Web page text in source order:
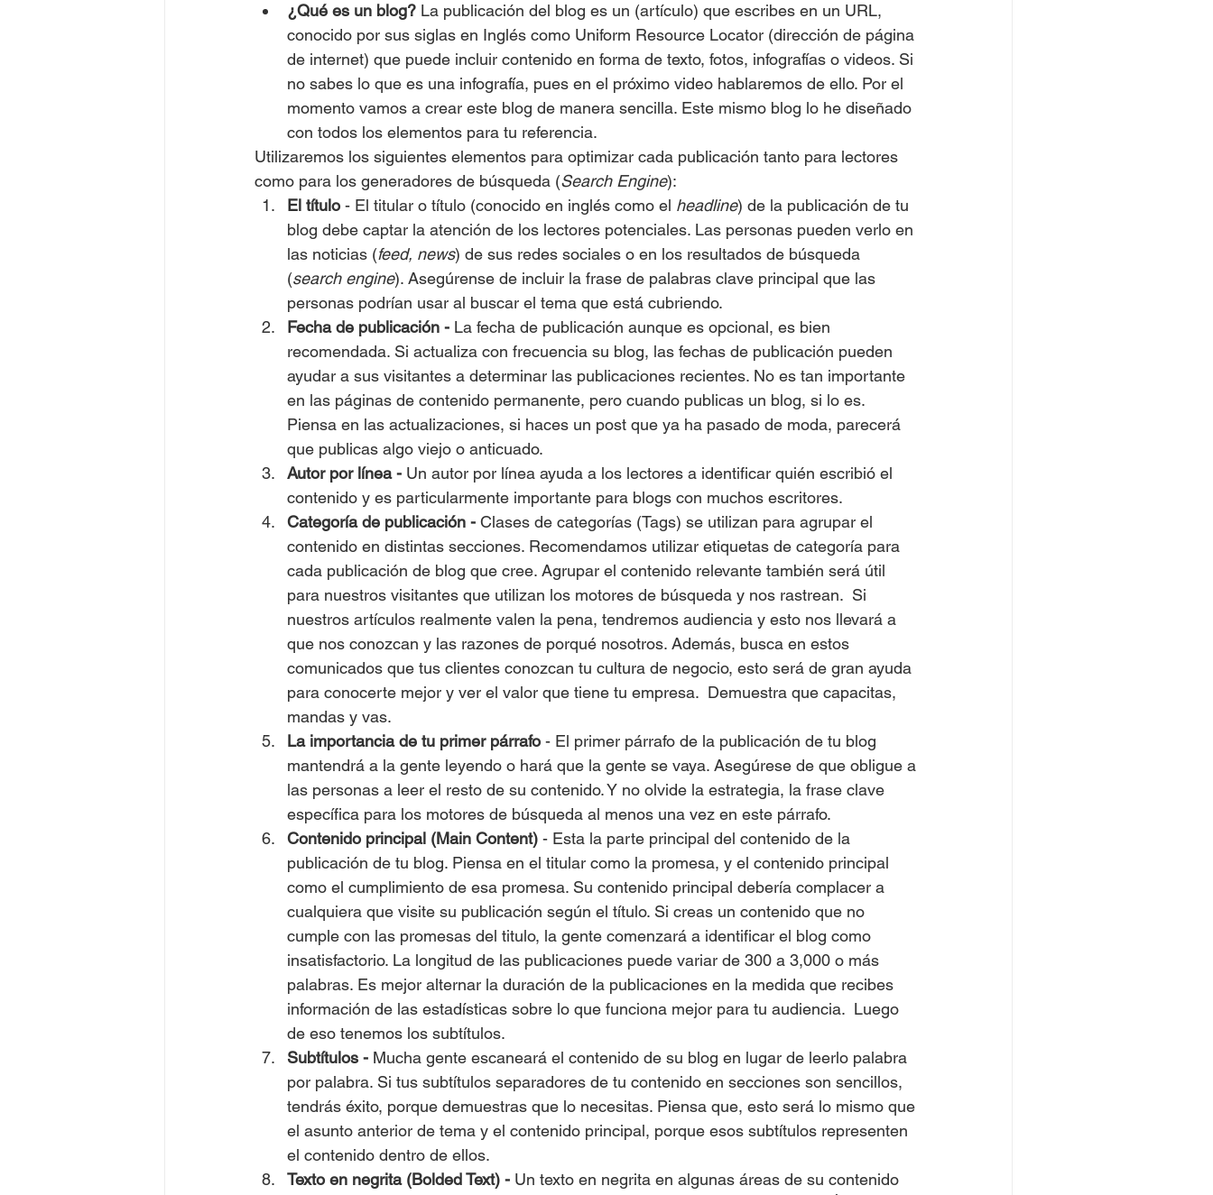
¿Qué es un blog? La publicación del blog es un (artículo) que escribes en un URL,
conocido por sus siglas en Inglés como Uniform Resource Locator (dirección de página
de internet) que puede incluir contenido en forma de texto, fotos, infografías o videos. Si
no sabes lo que es una infografía, pues en el próximo video hablaremos de ello. Por el
momento vamos a crear este blog de manera sencilla. Este mismo blog lo he diseñado
con todos los elementos para tu referencia.
Utilizaremos los siguientes elementos para optimizar cada publicación tanto para lectores
como para los generadores de búsqueda (Search Engine):
El título - El titular o título (conocido en inglés como el headline) de la publicación de tu
blog debe captar la atención de los lectores potenciales. Las personas pueden verlo en
las noticias (feed, news) de sus redes sociales o en los resultados de búsqueda
(search engine). Asegúrense de incluir la frase de palabras clave principal que las
personas podrían usar al buscar el tema que está cubriendo.
Fecha de publicación - La fecha de publicación aunque es opcional, es bien
recomendada. Si actualiza con frecuencia su blog, las fechas de publicación pueden
ayudar a sus visitantes a determinar las publicaciones recientes. No es tan importante
en las páginas de contenido permanente, pero cuando publicas un blog, si lo es.
Piensa en las actualizaciones, si haces un post que ya ha pasado de moda, parecerá
que publicas algo viejo o anticuado.
Autor por línea - Un autor por línea ayuda a los lectores a identificar quién escribió el
contenido y es particularmente importante para blogs con muchos escritores.
Categoría de publicación - Clases de categorías (Tags) se utilizan para agrupar el
contenido en distintas secciones. Recomendamos utilizar etiquetas de categoría para
cada publicación de blog que cree. Agrupar el contenido relevante también será útil
para nuestros visitantes que utilizan los motores de búsqueda y nos rastrean.  Si
nuestros artículos realmente valen la pena, tendremos audiencia y esto nos llevará a
que nos conozcan y las razones de porqué nosotros. Además, busca en estos
comunicados que tus clientes conozcan tu cultura de negocio, esto será de gran ayuda
para conocerte mejor y ver el valor que tiene tu empresa.  Demuestra que capacitas,
mandas y vas.
La importancia de tu primer párrafo - El primer párrafo de la publicación de tu blog
mantendrá a la gente leyendo o hará que la gente se vaya. Asegúrese de que obligue a
las personas a leer el resto de su contenido. Y no olvide la estrategia, la frase clave
específica para los motores de búsqueda al menos una vez en este párrafo.
Contenido principal (Main Content) - Esta la parte principal del contenido de la
publicación de tu blog. Piensa en el titular como la promesa, y el contenido principal
como el cumplimiento de esa promesa. Su contenido principal debería complacer a
cualquiera que visite su publicación según el título. Si creas un contenido que no
cumple con las promesas del titulo, la gente comenzará a identificar el blog como
insatisfactorio. La longitud de las publicaciones puede variar de 300 a 3,000 o más
palabras. Es mejor alternar la duración de la publicaciones en la medida que recibes
información de las estadísticas sobre lo que funciona mejor para tu audiencia.  Luego
de eso tenemos los subtítulos.
Subtítulos - Mucha gente escaneará el contenido de su blog en lugar de leerlo palabra
por palabra. Si tus subtítulos separadores de tu contenido en secciones son sencillos,
tendrás éxito, porque demuestras que lo necesitas. Piensa que, esto será lo mismo que
el asunto anterior de tema y el contenido principal, porque esos subtítulos representen
el contenido dentro de ellos.
Texto en negrita (Bolded Text) - Un texto en negrita en algunas áreas de su contenido